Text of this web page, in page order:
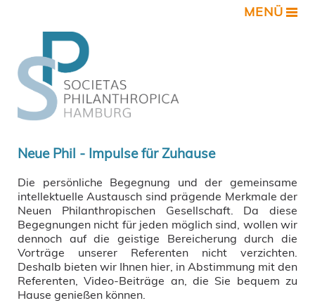
MENÜ
Neue Phil - Impulse für Zuhause
Die persönliche Begegnung und der gemeinsame
intellektuelle Austausch sind prägende Merkmale der
Neuen Philanthropischen Gesellschaft. Da diese
Begegnungen nicht für jeden möglich sind, wollen wir
dennoch auf die geistige Bereicherung durch die
Vorträge unserer Referenten nicht verzichten.
Deshalb bieten wir Ihnen hier, in Abstimmung mit den
Referenten, Video-Beiträge an, die Sie bequem zu
Hause genießen können.